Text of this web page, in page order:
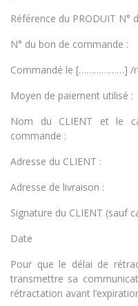
Référence du PRODUIT N°
N° du bon de commande :
Commandé le [………………]
Moyen de paiement utilisé :
Nom du CLIENT et le
commande :
Adresse du CLIENT :
Adresse de livraison :
Signature du CLIENT (sauf
Date
Pour que le délai de
transmettre sa
rétractation avant